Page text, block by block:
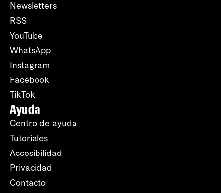
Newsletters
RSS
YouTube
WhatsApp
Instagram
Facebook
TikTok
Ayuda
Centro de ayuda
Tutoriales
Accesibilidad
Privacidad
Contacto